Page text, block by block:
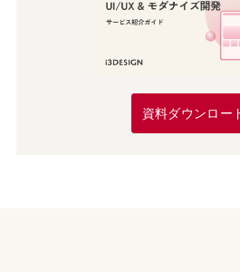
資料ダウンロー